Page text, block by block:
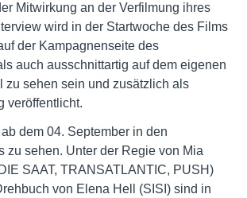
Mitwirkung an der Verfilmung ihres
wird in der Startwoche des Films
der Kampagnenseite des
auch ausschnittartig auf dem eigenen
zu sehen sein und zusätzlich als
veröffentlicht.
dem 04. September in den
zu sehen. Unter der Regie von Mia
SAAT, TRANSATLANTIC, PUSH)
von Elena Hell (SISI) sind in